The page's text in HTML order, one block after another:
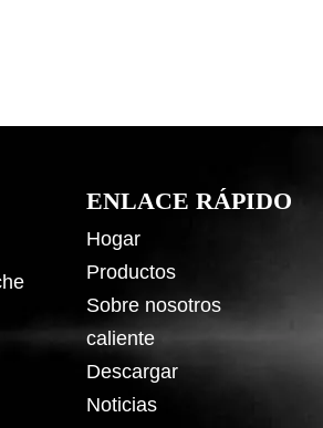
ENLACE RÁPIDO
Hogar
Productos
Sobre nosotros
caliente
Descargar
Noticias